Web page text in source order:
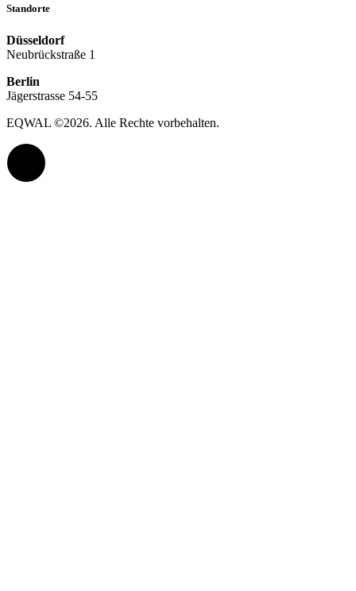
Standorte
Düsseldorf
Neubrückstraße 1
Berlin
Jägerstrasse 54-55
EQWAL ©2026. Alle Rechte vorbehalten.